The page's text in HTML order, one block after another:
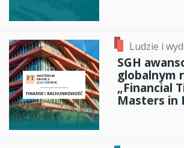
Ludzie i
SGH
globalnym
„Financial
Masters in